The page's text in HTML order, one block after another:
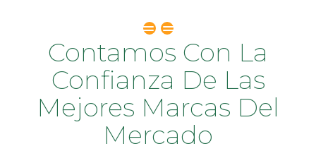
Contamos Con La
Confianza De Las
Mejores Marcas Del
Mercado